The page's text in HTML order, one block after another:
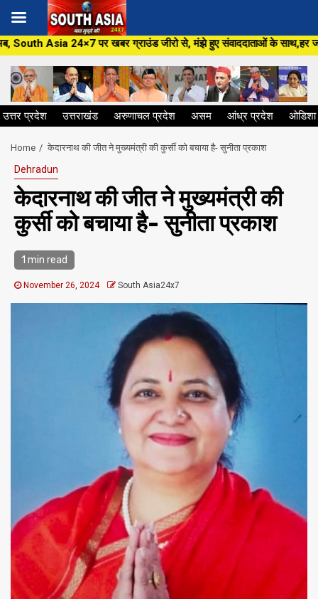
Skip
to
content
पर खबर ग्राउंड जीरो से, मंझे हुए संवाददाताओं के साथ,हर जन मुद्दे पर,
उत्तर प्रदेश उत्तराखंड अरुणाचल प्रदेश असम आंध्र प्रदेश ओडिशा
Home केदारनाथ की जीत ने मुख्यमंत्री की कुर्सी को बचाया है- सुनीता प्रकाश
Dehradun
केदारनाथ की जीत ने मुख्यमंत्री की
कुर्सी को बचाया है- सुनीता प्रकाश
1 min read
November 26, 2024 South Asia24x7